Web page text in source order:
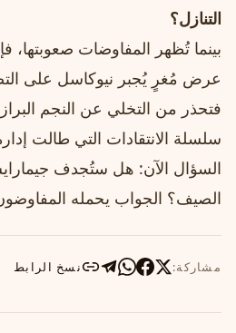
التنازل؟
بينما تُظهر المفاوضات صعوبتها،
عرض مُغرٍ يُجبر نيوكاسل على
فتحذر من التخلي عن النجم
سلسلة الانتقادات التي طالت
السؤال الآن: هل ستُجدف
الصيف؟ الجواب يحمله
مشاركة: نسخ الرابط